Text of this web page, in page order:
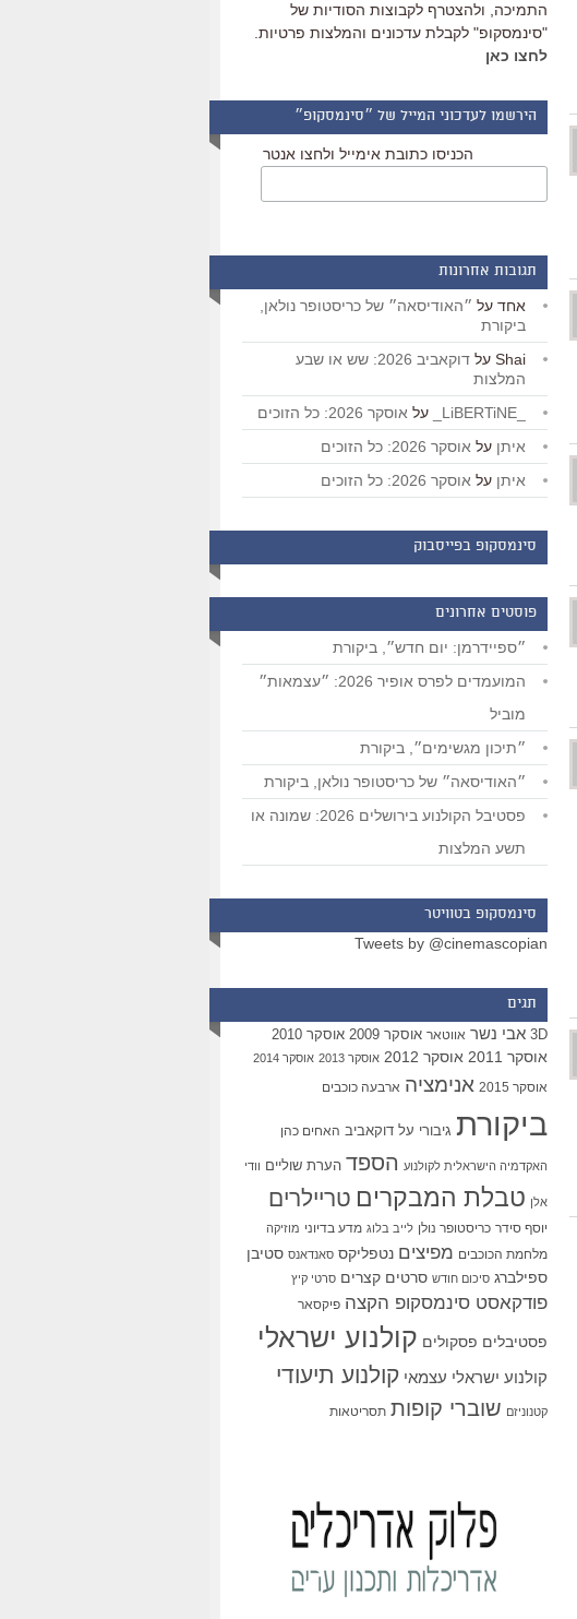
התמיכה, ולהצטרף לקבוצות הסודיות של
"סינמסקופ" לקבלת עדכונים והמלצות פרטיות.
לחצו כאן
הירשמו לעדכוני המייל של ״סינמסקופ״
הכניסו כתובת אימייל ולחצו אנטר
תגובות אחרונות
אחד על ״האודיסאה״ של כריסטופר נולאן,
ביקורת
Shai על
דוקאביב 2026: שש או שבע
המלצות
על אוסקר 2026: כל הזוכים
איתן על אוסקר 2026: כל הזוכים
איתן על אוסקר 2026: כל הזוכים
סינמסקופ בפייסבוק
פוסטים אחרונים
״ספיידרמן: יום חדש״, ביקורת
המועמדים לפרס אופיר 2026: ״עצמאות״
מוביל
״תיכון מגשימים״, ביקורת
״האודיסאה״ של כריסטופר נולאן, ביקורת
פסטיבל הקולנוע בירושלים 2026: שמונה או
תשע המלצות
סינמסקופ בטוויטר
Tweets by @cinemascopian
תגים
3D אבי נשר אווטאר אוסקר 2009 אוסקר 2010
אוסקר 2011 אוסקר 2012 אוסקר 2013 אוסקר 2014
אוסקר 2015 אנימציה ארבעה כוכבים
ביקורת גיבורי על דוקאביב האחים כהן
האקדמיה הישראלית לקולנוע הספד הערת שוליים וודי
אלן טבלת המבקרים טריילרים
יוסף סידר כריסטופר נולן לייב בלוג מדע בדיוני מוזיקה
מלחמת הכוכבים מפיצים נטפליקס סאנדאנס סטיבן
ספילברג סיכום חודש סרטים קצרים סרטי קיץ
פודקאסט סינמסקופ הקצה פיקסאר
פסטיבלים פסקולים קולנוע ישראלי
קולנוע ישראלי עצמאי קולנוע תיעודי
קטנוניזם שוברי קופות תסריטאות